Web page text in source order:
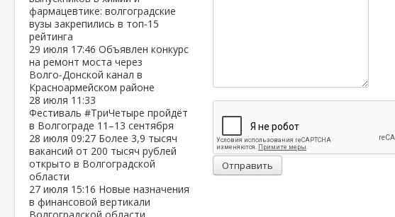
фармацевтике: волгоградские
вузы закрепились в топ‑15
рейтинга
29 июля 17:46 Объявлен конкурс
на ремонт моста через
Волго‑Донской канал в
Красноармейском районе
28 июля 11:33
Фестиваль #ТриЧетыре пройдёт
в Волгограде 11–13 сентября
28 июля 09:27 Более 3,9 тысяч
вакансий от 200 тысяч рублей
открыто в Волгоградской
области
27 июля 15:16 Новые назначения
в финансовой вертикали
Отправить